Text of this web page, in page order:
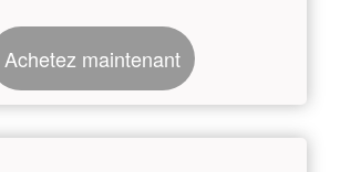
Achetez maintenant